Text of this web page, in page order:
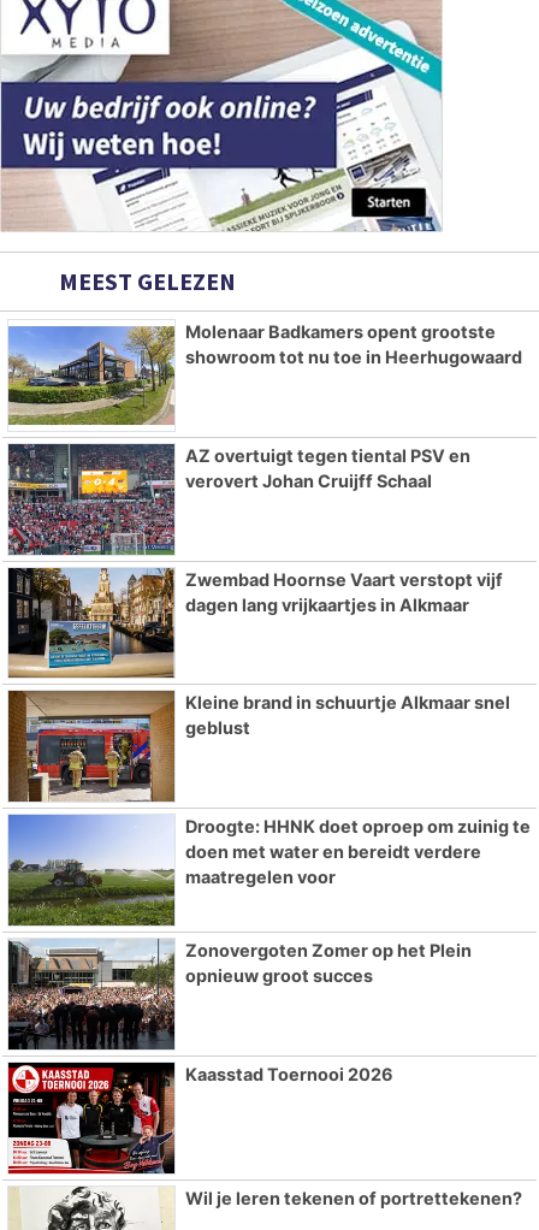
MEEST GELEZEN
Molenaar Badkamers opent grootste
showroom tot nu toe in Heerhugowaard
AZ overtuigt tegen tiental PSV en
verovert Johan Cruijff Schaal
Zwembad Hoornse Vaart verstopt vijf
dagen lang vrijkaartjes in Alkmaar
Kleine brand in schuurtje Alkmaar snel
geblust
Droogte: HHNK doet oproep om zuinig te
doen met water en bereidt verdere
maatregelen voor
Zonovergoten Zomer op het Plein
opnieuw groot succes
Kaasstad Toernooi 2026
Wil je leren tekenen of portrettekenen?